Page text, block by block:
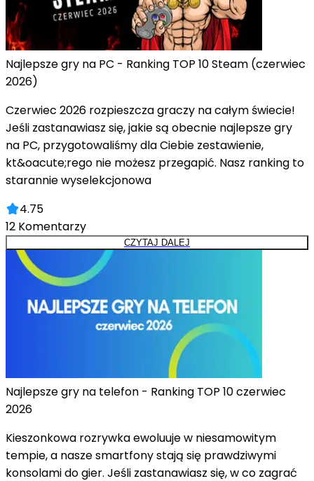
Najlepsze gry na PC - Ranking TOP 10 Steam (czerwiec
2026)
Czerwiec 2026 rozpieszcza graczy na całym świecie!
Jeśli zastanawiasz się, jakie są obecnie najlepsze gry
na PC, przygotowaliśmy dla Ciebie zestawienie,
kt&oacute;rego nie możesz przegapić. Nasz ranking to
starannie wyselekcjonowa
4.75
12 Komentarzy
CZYTAJ DALEJ
Najlepsze gry na telefon - Ranking TOP 10 czerwiec
2026
Kieszonkowa rozrywka ewoluuje w niesamowitym
tempie, a nasze smartfony stają się prawdziwymi
konsolami do gier. Jeśli zastanawiasz się, w co zagrać